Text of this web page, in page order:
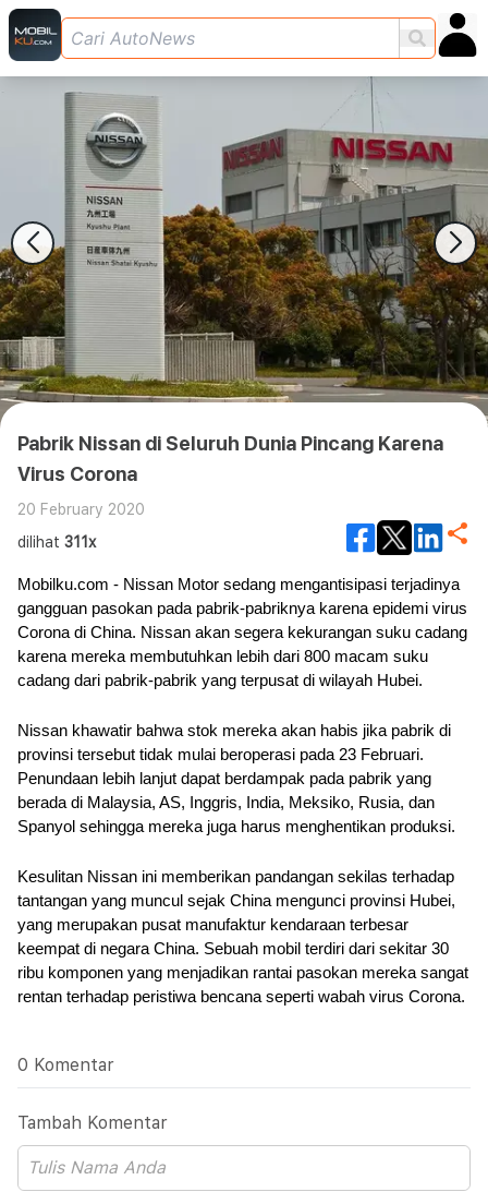
Pabrik Nissan di Seluruh Dunia Pincang Karena
Virus Corona
20 February 2020
dilihat 311x
Mobilku.com - Nissan Motor sedang mengantisipasi terjadinya
gangguan pasokan pada pabrik-pabriknya karena epidemi virus
Corona di China. Nissan akan segera kekurangan suku cadang
karena mereka membutuhkan lebih dari 800 macam suku
cadang dari pabrik-pabrik yang terpusat di wilayah Hubei.
Nissan khawatir bahwa stok mereka akan habis jika pabrik di
provinsi tersebut tidak mulai beroperasi pada 23 Februari.
Penundaan lebih lanjut dapat berdampak pada pabrik yang
berada di Malaysia, AS, Inggris, India, Meksiko, Rusia, dan
Spanyol sehingga mereka juga harus menghentikan produksi.
Kesulitan Nissan ini memberikan pandangan sekilas terhadap
tantangan yang muncul sejak China mengunci provinsi Hubei,
yang merupakan pusat manufaktur kendaraan terbesar
keempat di negara China. Sebuah mobil terdiri dari sekitar 30
ribu komponen yang menjadikan rantai pasokan mereka sangat
rentan terhadap peristiwa bencana seperti wabah virus Corona.
0 Komentar
Tambah Komentar